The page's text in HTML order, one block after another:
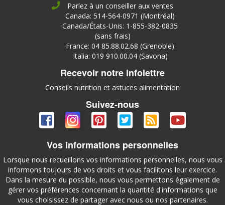
Parlez à un conseiller aux ventes
Canada: 514-564-0971 (Montréal)
Canada/États-Unis: 1-855-382-0835
(sans frais)
France: 04 85.88.02.68 (Grenoble)
Italia: 019 910.00.04 (Savona)
Recevoir notre infolettre
Conseils nutrition et astuces alimentation
Suivez-nous
Vos informations personnelles
Lorsque nous recueillons vos informations personnelles, nous vous
informons toujours de vos droits et vous facilitons leur exercice.
Dans la mesure du possible, nous vous permettons également de
gérer vos préférences concernant la quantité d'informations que
vous choisissez de partager avec nous ou nos partenaires.